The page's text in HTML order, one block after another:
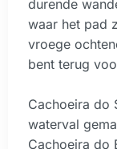
durende
waar het pad
vroege
bent terug
Cachoeira do
waterval
Cachoeira do